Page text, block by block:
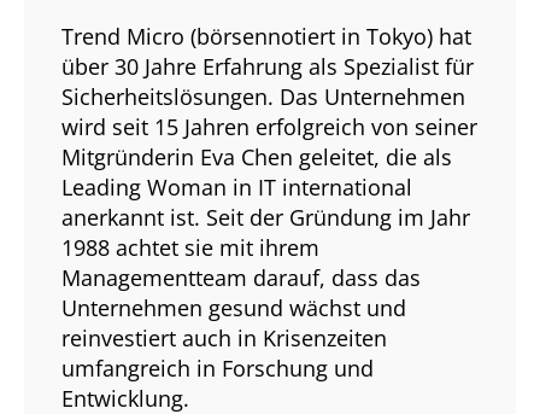
Trend Micro (börsennotiert in Tokyo) hat
über 30 Jahre Erfahrung als Spezialist für
Sicherheitslösungen. Das Unternehmen
wird seit 15 Jahren erfolgreich von seiner
Mitgründerin Eva Chen geleitet, die als
Leading Woman in IT international
anerkannt ist. Seit der Gründung im Jahr
1988 achtet sie mit ihrem
Managementteam darauf, dass das
Unternehmen gesund wächst und
reinvestiert auch in Krisenzeiten
umfangreich in Forschung und
Entwicklung.